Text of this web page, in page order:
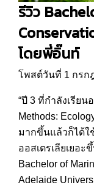
รีวิว
โดยพี่อิ๊นท์
โพสต์วันที่ 1 กรก
“ปี 3 ที่กำลังเรียน
Methods:
มากขึ้นแล้วก็ได้ใ
ออสเตรเลียเยอ
Bachelor of
Adelaide